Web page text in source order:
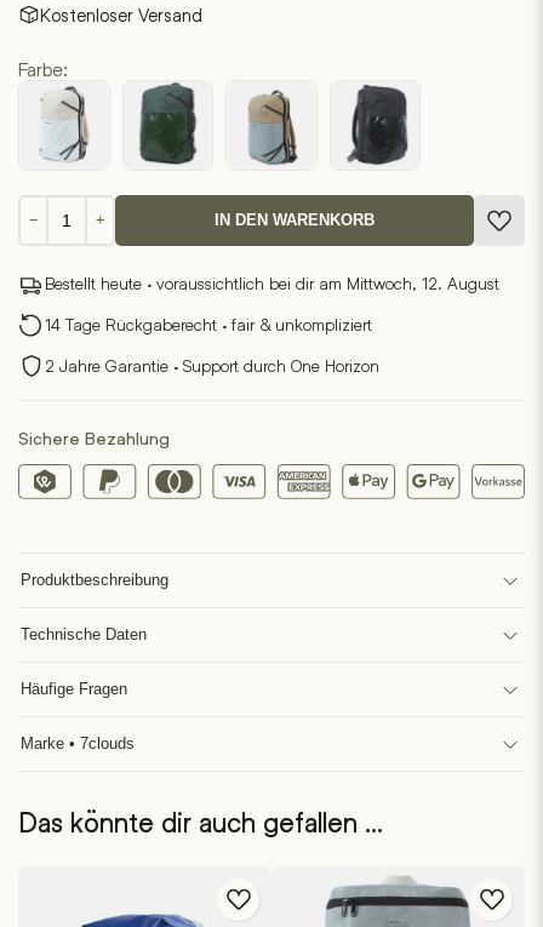
Kostenloser Versand
Farbe:
−
7.1
+ IN DEN WARENKORB
Bestellt heute · voraussichtlich bei dir am Mittwoch, 12. August
14 Tage Rückgaberecht · fair & unkompliziert
2 Jahre Garantie · Support durch One Horizon
Sichere Bezahlung
Produktbeschreibung
Technische Daten
Häufige Fragen
Marke • 7clouds
Das könnte dir auch gefallen …